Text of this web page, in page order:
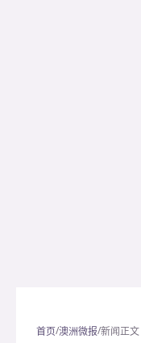
首页/澳洲微报/新闻正文